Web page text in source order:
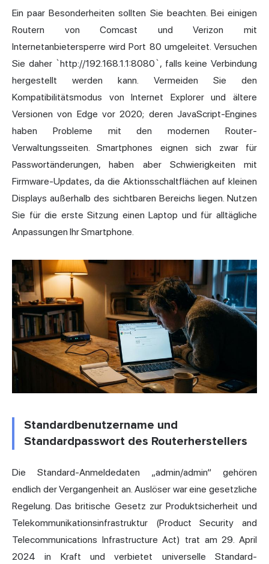
Ein paar Besonderheiten sollten Sie beachten. Bei einigen
Routern von Comcast und Verizon mit
Internetanbietersperre wird Port 80 umgeleitet. Versuchen
Sie daher `http://192.168.1.1:8080`, falls keine Verbindung
hergestellt werden kann. Vermeiden Sie den
Kompatibilitätsmodus von Internet Explorer und ältere
Versionen von Edge vor 2020; deren JavaScript-Engines
haben Probleme mit den modernen Router-
Verwaltungsseiten. Smartphones eignen sich zwar für
Passwortänderungen, haben aber Schwierigkeiten mit
Firmware-Updates, da die Aktionsschaltflächen auf kleinen
Displays außerhalb des sichtbaren Bereichs liegen. Nutzen
Sie für die erste Sitzung einen Laptop und für alltägliche
Anpassungen Ihr Smartphone.
Standardbenutzername und
Standardpasswort des Routerherstellers
Die Standard-Anmeldedaten „admin/admin“ gehören
endlich der Vergangenheit an. Auslöser war eine gesetzliche
Regelung. Das britische Gesetz zur Produktsicherheit und
Telekommunikationsinfrastruktur (Product Security and
Telecommunications Infrastructure Act) trat am 29. April
2024 in Kraft und verbietet universelle Standard-